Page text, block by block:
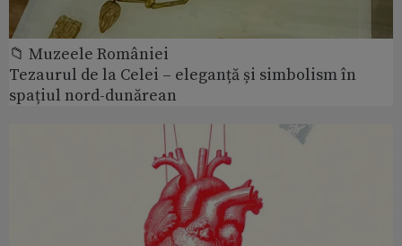
📁 Muzeele României
Tezaurul de la Celei – eleganță și simbolism în
spațiul nord-dunărean